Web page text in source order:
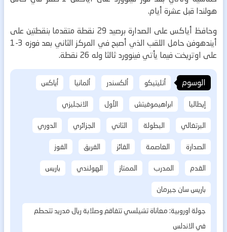
هولندا قبل عشرة أيام.
وحافظ أياكس على الصدارة برصيد 29 نقطة متقدما بنقطتين على
أيندهوفن حامل اللقب الذي أصبح في المركز الثاني بعد فوزه 3-1
على اوتريخت فيما يأتي فينوورد ثالثا وله 26 نقطة.
الوسوم أتليتيكو ألكسندر ألمانيا
أياكس
إيطاليا
ابراهيموفيتش الأول
الانجليزي
البرتغالي
البطولة الثاني الجزائري
الدوري
الصدارة
العاصمة الفائز الفريق
الفوز
القدم
المدرب الممتاز الهولندي
باريس
باريس سان جيرمان
جولة اوروبية: معاناة تشيلسي تتفاقم وصلابة ريال مدريد تتحطم
في الاندلس